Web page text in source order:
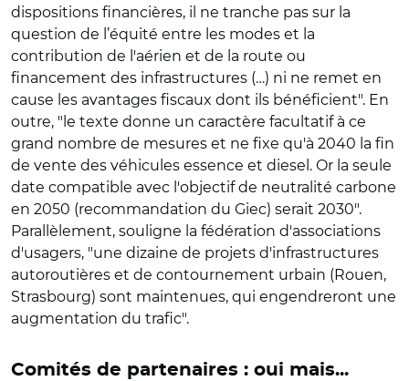
dispositions financières, il ne tranche pas sur la
question de l’équité entre les modes et la
contribution de l'aérien et de la route ou
financement des infrastructures (…) ni ne remet en
cause les avantages fiscaux dont ils bénéficient". En
outre, "le texte donne un caractère facultatif à ce
grand nombre de mesures et ne fixe qu'à 2040 la fin
de vente des véhicules essence et diesel. Or la seule
date compatible avec l'objectif de neutralité carbone
en 2050 (recommandation du Giec) serait 2030".
Parallèlement, souligne la fédération d'associations
d'usagers, "une dizaine de projets d'infrastructures
autoroutières et de contournement urbain (Rouen,
Strasbourg) sont maintenues, qui engendreront une
augmentation du trafic".
Comités de partenaires : oui mais...